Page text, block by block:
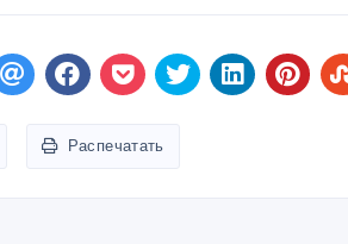
Распечатать